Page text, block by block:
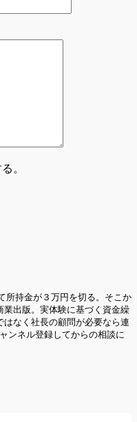
。
所持金が３万円を切る。そこか
業出版。実体験に基づく資金繰
なく社長の顧問が必要なら連
ンネル登録してからの相談に